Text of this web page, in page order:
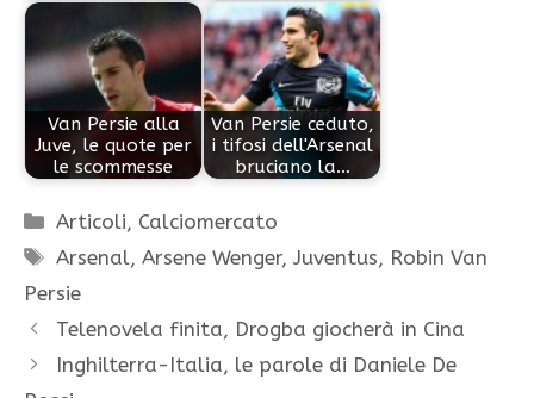
Van Persie alla
Juve, le quote per
le scommesse
Van Persie ceduto,
i tifosi dell'Arsenal
bruciano la…
Categorie
Articoli, Calciomercato
Tag
Arsenal,Arsene Wenger,Juventus, Robin Van
Persie
Telenovela finita, Drogba giocherà in Cina
Inghilterra-Italia, le parole di Daniele De